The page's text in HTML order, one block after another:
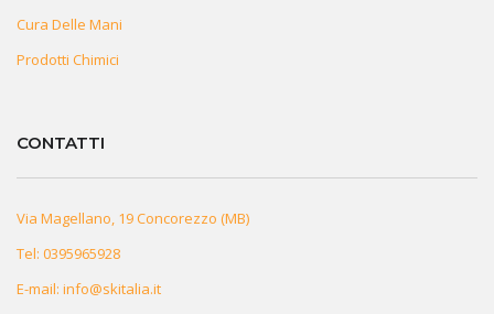
Cura Delle Mani
Prodotti Chimici
CONTATTI
Via Magellano, 19 Concorezzo (MB)
Tel: 0395965928
E-mail: info@skitalia.it